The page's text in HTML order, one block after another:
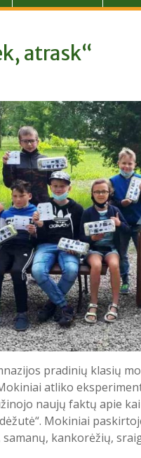
atrask“
pradinių klasių
atliko
naujų faktų apie
Mokiniai
kankorėžių,